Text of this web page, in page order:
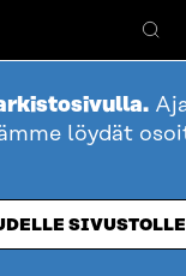
Hae
löydät
SIVUSTOLLE